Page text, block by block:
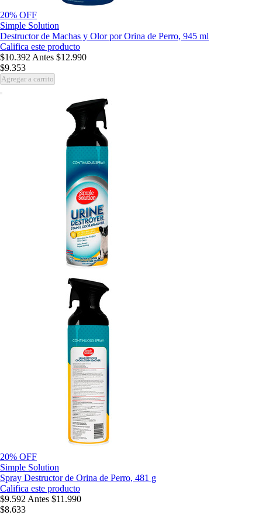
20% OFF
Simple Solution
Destructor de Machas y Olor por Orina de Perro, 945 ml
Califica este producto
$10.392 Antes $12.990
$9.353
Agregar a carrito
20% OFF
Simple Solution
Spray Destructor de Orina de Perro, 481 g
Califica este producto
$9.592 Antes $11.990
$8.633